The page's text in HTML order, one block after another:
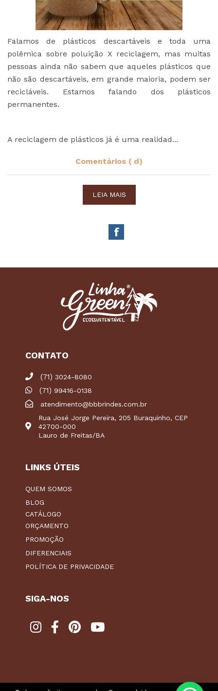
Falamos de plásticos descartáveis e toda uma
polêmica sobre poluição X reciclagem, mas muitas
pessoas ainda não sabem que aqueles plásticos que
não são descartáveis, em grande maioria, podem ser
recicláveis. Estamos falando dos plásticos
permanentes.
A reciclagem de plásticos já é uma realidad...
Comentários ( d)
LEIA MAIS
CONTATO
(71) 3024-8080
(71) 99416-0138
atendimento@bbbrindes.com.br
Rua José Jorge Pereira, 205 Buraquinho, CEP
42700-000
Lauro de Freitas/BA
LINKS ÚTEIS
QUEM SOMOS
BLOG
CATÁLOGO
ORÇAMENTO
PROMOÇÃO
DIFERENCIAIS
POLÍTICA DE PRIVACIDADE
SIGA-NOS